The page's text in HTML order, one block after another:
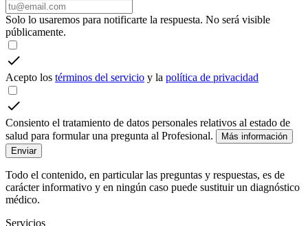
Solo lo usaremos para notificarte la respuesta. No será visible
públicamente.
Acepto los términos del servicio y la política de privacidad
Consiento el tratamiento de datos personales relativos al estado de
salud para formular una pregunta al Profesional.
Más información
Enviar
Todo el contenido, en particular las preguntas y respuestas, es de
carácter informativo y en ningún caso puede sustituir un diagnóstico
médico.
Servicios